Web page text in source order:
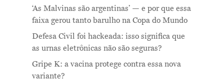
‘As Malvinas são argentinas’ — e por que essa
faixa gerou tanto barulho na Copa do Mundo
Defesa Civil foi hackeada: isso significa que
as urnas eletrônicas não são seguras?
Gripe K: a vacina protege contra essa nova
variante?